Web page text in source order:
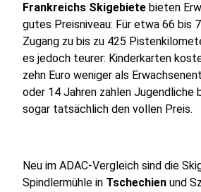
Frankreichs Skigebiete bieten
gutes Preisniveau: Für etwa 66 bis
Zugang zu bis zu 425
es jedoch teurer: Kinderkarten
zehn Euro weniger als
oder 14 Jahren zahlen
sogar tatsächlich den vollen Preis.
Neu im ADAC-Vergleich sind die
Spindlermühle in Tschechien und